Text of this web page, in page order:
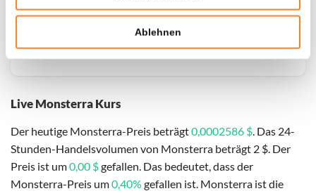
Ablehnen
Live Monsterra Kurs
Der heutige Monsterra-Preis beträgt0,0002586 $ . Das 24-
Stunden-Handelsvolumen von Monsterra beträgt 2 $. Der
Preis ist um0,00 $gefallen. Das bedeutet, dass der
Monsterra-Preis um0,40% gefallen ist. Monsterra ist die